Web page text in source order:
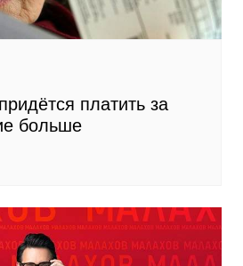
платить за
больше